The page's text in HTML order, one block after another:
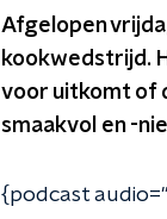
Afgelopen
kookwedstrijd.
voor uitkomt of
smaakvol en -
{podcast